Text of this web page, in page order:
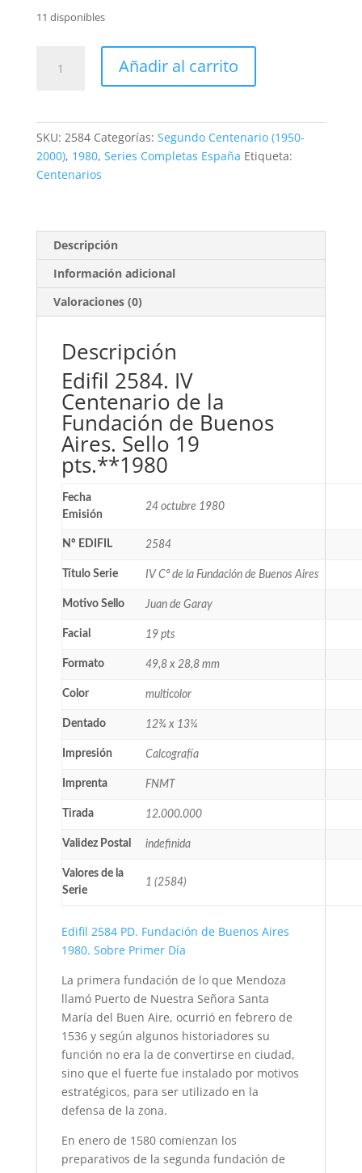
11 disponibles
2584.
Añadir al carrito
SKU: 2584 Categorías: Segundo Centenario (1950-
2000), 1980, Series Completas España Etiqueta:
Centenarios
Descripción
Información adicional
Valoraciones (0)
Descripción
Edifil 2584. IV
Centenario de la
Fundación de Buenos
Aires. Sello 19
pts.**1980
Fecha
Emisión
24 octubre 1980
Nº EDIFIL 2584
Título Serie IV Cº de la Fundación de Buenos Aires
Motivo Sello Juan de Garay
Facial 19 pts
Formato 49,8 x 28,8 mm
Color multicolor
Dentado 12¾ x 13¼
Impresión Calcografía
Imprenta FNMT
Tirada 12.000.000
Validez Postal indefinida
Valores de la
Serie
1 (2584)
Edifil 2584 PD. Fundación de Buenos Aires
1980. Sobre Primer Día
La primera fundación de lo que Mendoza
llamó Puerto de Nuestra Señora Santa
María del Buen Aire, ocurrió en febrero de
1536 y según algunos historiadores su
función no era la de convertirse en ciudad,
sino que el fuerte fue instalado por motivos
estratégicos, para ser utilizado en la
defensa de la zona.
En enero de 1580 comienzan los
preparativos de la segunda fundación de